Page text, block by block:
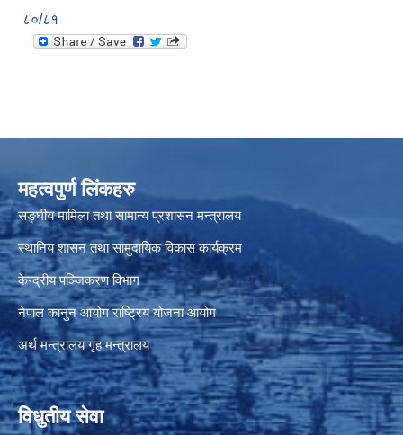
८०/८१
महत्वपुर्ण लिंकहरु
सङ्घीय मामिला तथा सामान्य प्रशासन मन्त्रालय
स्थानिय शासन तथा सामुदायिक विकास कार्यक्रम
केन्द्रीय पञ्जिकरण विभाग
नेपाल कानुन आयोग राष्ट्रिय योजना आयोग
अर्थ मन्त्रालय गृह मन्त्रालय
विधुतीय सेवा